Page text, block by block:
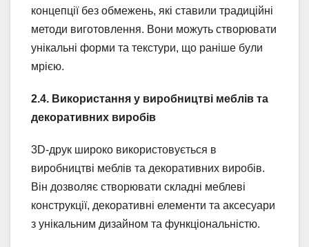
концепції без обмежень, які ставили традиційні
методи виготовлення. Вони можуть створювати
унікальні форми та текстури, що раніше були
мрією.
2.4. Використання у виробництві меблів та
декоративних виробів
3D-друк широко використовується в
виробництві меблів та декоративних виробів.
Він дозволяє створювати складні меблеві
конструкції, декоративні елементи та аксесуари
з унікальним дизайном та функціональністю.